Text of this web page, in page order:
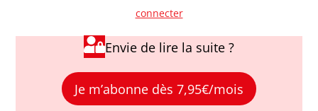
connecter
Envie de lire la suite ?
Je m’abonne dès 7,95€/mois